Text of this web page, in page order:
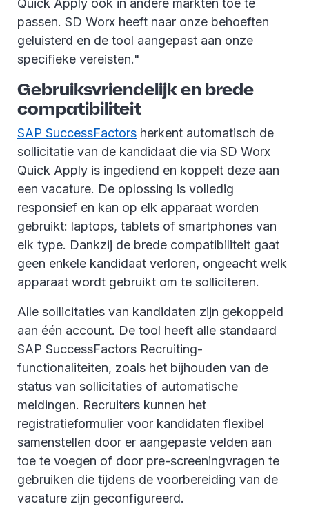
Quick Apply ook in andere markten toe te
passen. SD Worx heeft naar onze behoeften
geluisterd en de tool aangepast aan onze
specifieke vereisten."
Gebruiksvriendelijk en brede
compatibiliteit
SAP SuccessFactors herkent automatisch de
sollicitatie van de kandidaat die via SD Worx
Quick Apply is ingediend en koppelt deze aan
een vacature. De oplossing is volledig
responsief en kan op elk apparaat worden
gebruikt: laptops, tablets of smartphones van
elk type. Dankzij de brede compatibiliteit gaat
geen enkele kandidaat verloren, ongeacht welk
apparaat wordt gebruikt om te solliciteren.
Alle sollicitaties van kandidaten zijn gekoppeld
aan één account. De tool heeft alle standaard
SAP SuccessFactors Recruiting-
functionaliteiten, zoals het bijhouden van de
status van sollicitaties of automatische
meldingen. Recruiters kunnen het
registratieformulier voor kandidaten flexibel
samenstellen door er aangepaste velden aan
toe te voegen of door pre-screeningvragen te
gebruiken die tijdens de voorbereiding van de
vacature zijn geconfigureerd.